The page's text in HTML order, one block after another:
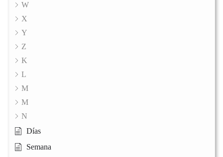
W
X
Y
Z
K
L
M
M
N
Días
Semana